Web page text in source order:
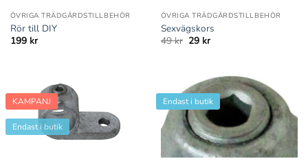
ÖVRIGA TRÄDGÅRDSTILLBEHÖR
Rör till DIY
199 kr
ÖVRIGA TRÄDGÅRDSTILLBEHÖR
Sexvägskors
49kr Det
49 kr.
29 krDet
29 kr.
KAMPANJ
Endast i butik
Endast i butik